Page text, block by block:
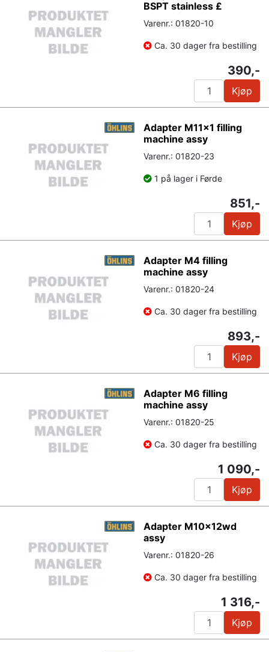
BSPT stainless £
Varenr.: 01820-10
Ca. 30 dager fra bestilling
390,-
Kjøp
Adapter M11x1 filling
machine assy
Varenr.: 01820-23
1 på lager i Førde
851,-
Kjøp
Adapter M4 filling
machine assy
Varenr.: 01820-24
Ca. 30 dager fra bestilling
893,-
Kjøp
Adapter M6 filling
machine assy
Varenr.: 01820-25
Ca. 30 dager fra bestilling
1 090,-
Kjøp
Adapter M10x12wd
assy
Varenr.: 01820-26
Ca. 30 dager fra bestilling
1 316,-
Kjøp